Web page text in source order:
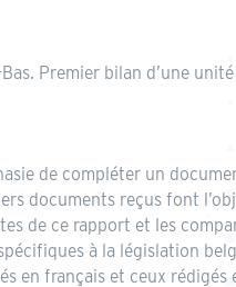
Premier bilan d’une
de compléter un
documents reçus font
de ce rapport et les
à la législation
en français et ceux